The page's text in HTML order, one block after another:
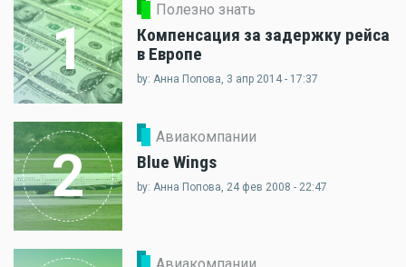
1
Полезно знать
Компенсация за задержку рейса
в Европе
by: Анна Попова, 3 апр 2014 - 17:37
2
Авиакомпании
Blue Wings
by: Анна Попова, 24 фев 2008 - 22:47